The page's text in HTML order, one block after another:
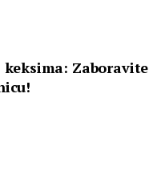
keksima: Zaboravite